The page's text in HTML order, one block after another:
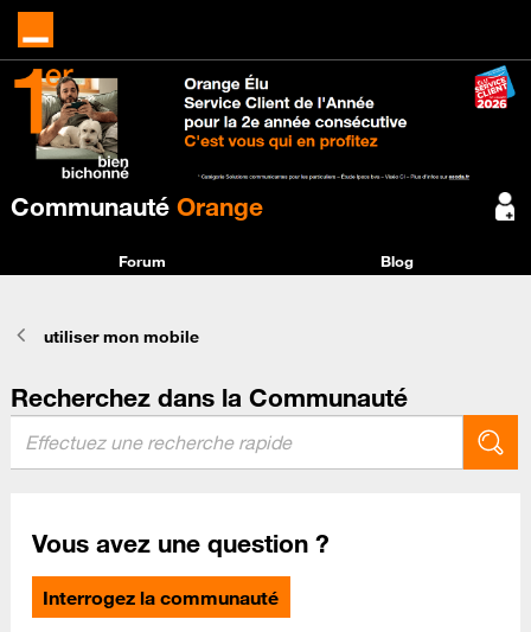
Communauté Orange
Forum Blog
utiliser mon mobile
Recherchez dans la Communauté
Vous avez une question ?
Interrogez la communauté